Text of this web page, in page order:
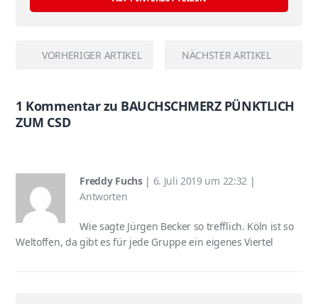
VORHERIGER ARTIKEL NÄCHSTER ARTIKEL
1 Kommentar zu BAUCHSCHMERZ PÜNKTLICH
ZUM CSD
Freddy Fuchs| 6. Juli 2019 um 22:32|
Antworten
Wie sagte Jürgen Becker so trefflich. Köln ist so
Weltoffen, da gibt es für jede Gruppe ein eigenes Viertel